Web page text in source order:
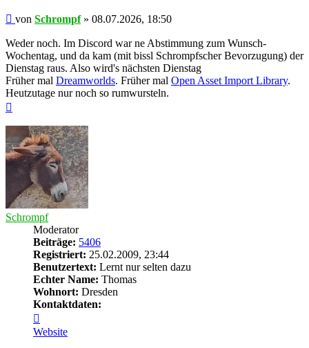
Beitrag
von Schrompf» 08.07.2026, 18:50
Weder noch. Im Discord war ne Abstimmung zum Wunsch-
Wochentag, und da kam (mit bissl Schrompfscher Bevorzugung) der
Dienstag raus. Also wird's nächsten Dienstag
Früher mal Dreamworlds. Früher mal Open Asset Import Library.
Heutzutage nur noch so rumwursteln.
Schrompf
Moderator
Beiträge: 5406
Registriert: 25.02.2009, 23:44
Benutzertext: Lernt nur selten dazu
Echter Name: Thomas
Wohnort: Dresden
Kontaktdaten:
von
Schrompf
Website